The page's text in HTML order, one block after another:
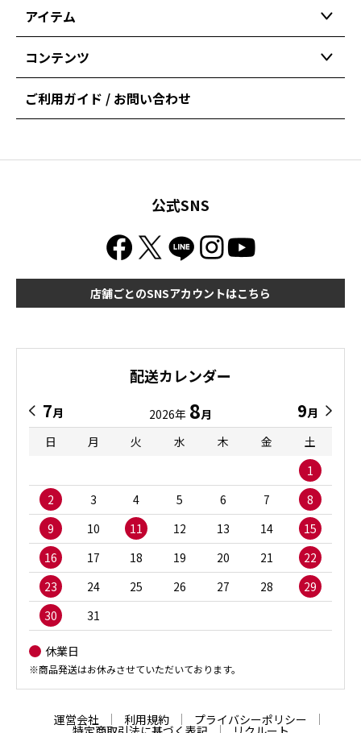
アイテム
コンテンツ
ご利用ガイド / お問い合わせ
公式SNS
店舗ごとのSNSアカウントはこちら
配送カレンダー
7月 2026年 8月 9月
日
月 火 水 木 金
土
1
2
3 4 5 6 7
8
9
10 11 12 13 14
15
16
17 18 19 20 21
22
23
24 25 26 27 28
29
30
31
休業日
※商品発送はお休みさせていただいております。
運営会社 利用規約 プライバシーポリシー